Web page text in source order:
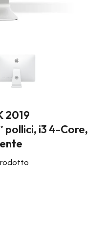
2019
pollici, i3 4-Core,